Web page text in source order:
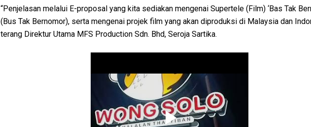
“Penjelasan melalui E-proposal yang kita sediakan mengenai Supertele (Film) ‘Bas Tak
(Bus Tak Bernomor), serta mengenai projek film yang akan diproduksi di Malaysia dan
terang Direktur Utama MFS Production Sdn. Bhd, Seroja Sartika.